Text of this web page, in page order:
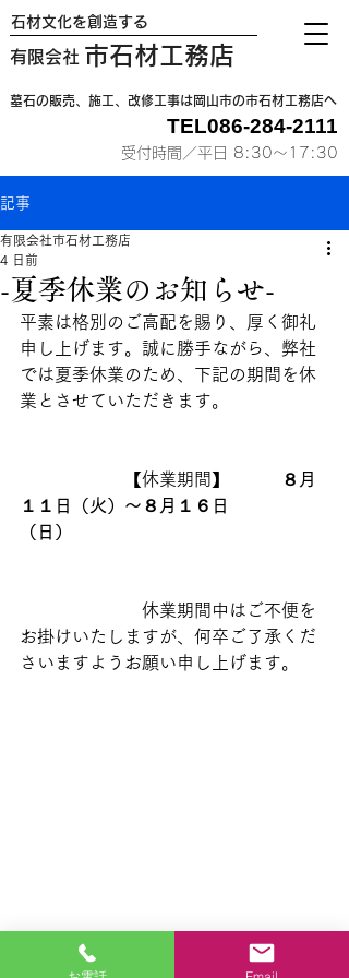
石材文化を創造する
市石材工務店
有限会社
墓石の販売、施工、改修工事は岡山市の市石材工務店へ
TEL086-284-2111
受付時間／平日 8:30〜17:30
記事
-夏季休業のお知らせ-
有限会社市石材工務店
4 日前
平素は格別のご高配を賜り、厚く御礼
申し上げます。誠に勝手ながら、弊社
では夏季休業のため、下記の期間を休
業とさせていただきます。
【休業期間】
８月
１１日（火）～８月１６日
（日）
休業期間中はご不便を
お掛けいたしますが、何卒ご了承くだ
さいますようお願い申し上げます。